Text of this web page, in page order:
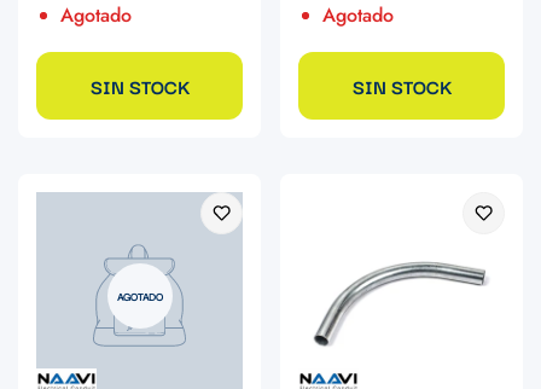
Agotado
SIN STOCK
Agotado
SIN STOCK
AGOTADO